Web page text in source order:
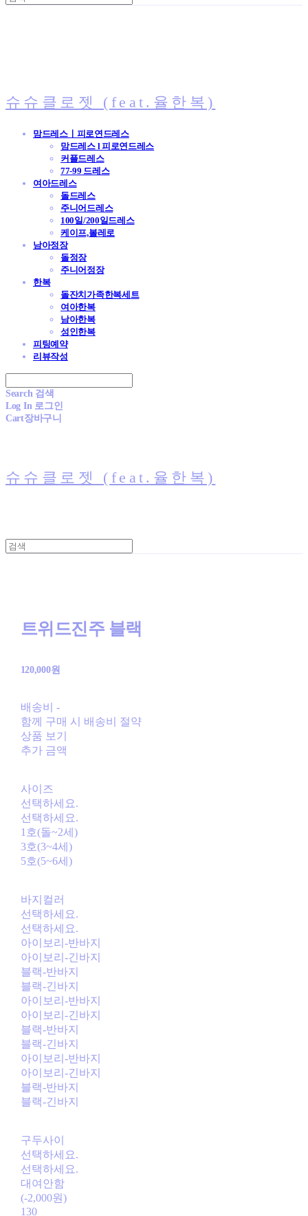
슈슈클로젯 (feat.율한복)
맘드레스ㅣ피로연드레스
맘드레스 l 피로연드레스
커플드레스
77-99 드레스
여아드레스
돌드레스
주니어드레스
100일/200일드레스
케이프,볼레로
남아정장
돌정장
주니어정장
한복
돌잔치가족한복세트
여아한복
남아한복
성인한복
피팅예약
리뷰작성
Search 검색
Log In 로그인
Cart장바구니
슈슈클로젯 (feat.율한복)
트위드진주 블랙
120,000원
배송비 -
함께 구매 시 배송비 절약
상품 보기
추가 금액
사이즈
선택하세요.
선택하세요.
1호(돌~2세)
3호(3~4세)
5호(5~6세)
바지컬러
선택하세요.
선택하세요.
아이보리-반바지
아이보리-긴바지
블랙-반바지
블랙-긴바지
아이보리-반바지
아이보리-긴바지
블랙-반바지
블랙-긴바지
아이보리-반바지
아이보리-긴바지
블랙-반바지
블랙-긴바지
구두사이
선택하세요.
선택하세요.
대여안함
(-2,000원)
130